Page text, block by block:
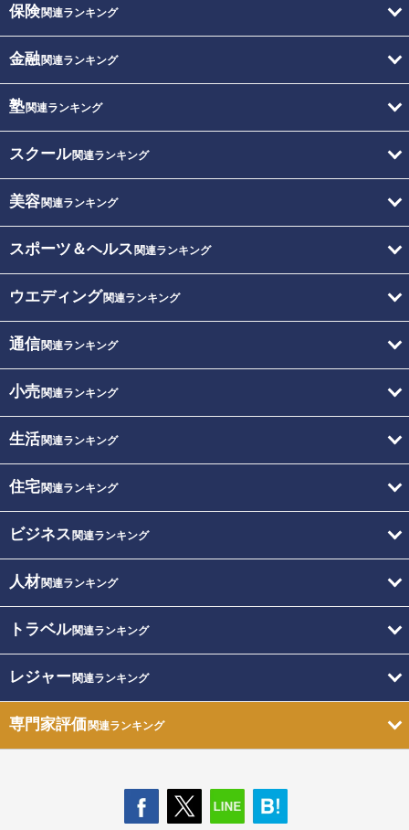
保険関連ランキング
金融関連ランキング
塾関連ランキング
スクール関連ランキング
美容関連ランキング
スポーツ＆ヘルス 関連ランキング
ウエディング関連ランキング
通信関連ランキング
小売関連ランキング
生活関連ランキング
住宅関連ランキング
ビジネス 関連ランキング
人材関連ランキング
トラベル関連ランキング
レジャー関連ランキング
専門家評価関連ランキング